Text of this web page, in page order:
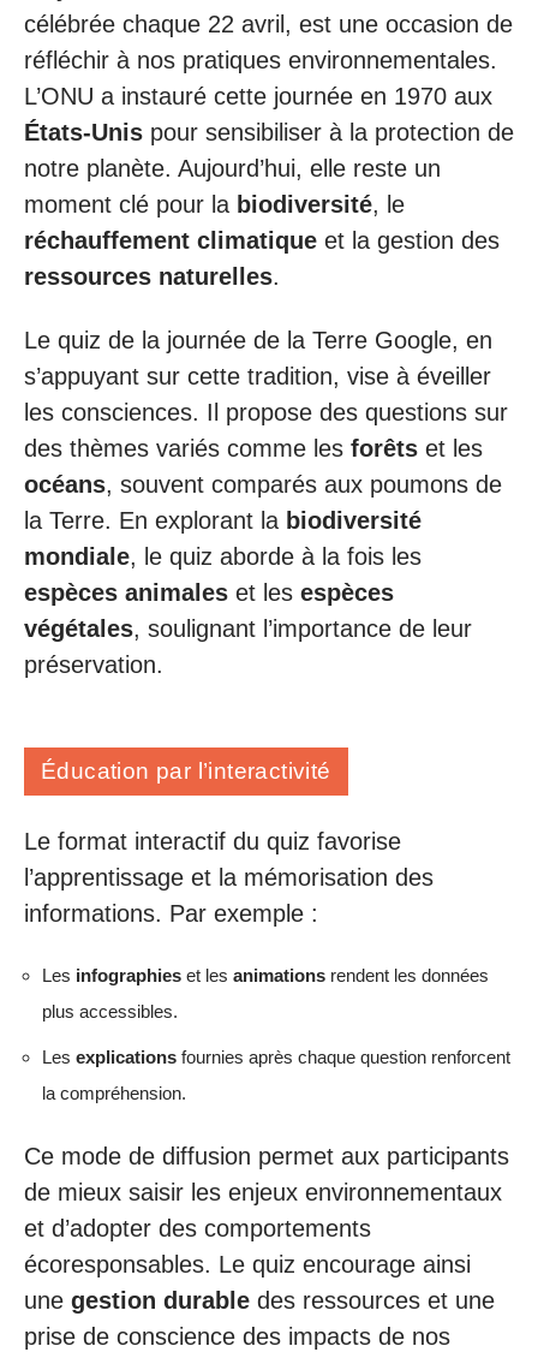
célébrée chaque 22 avril, est une occasion de
réfléchir à nos pratiques environnementales.
L’ONU a instauré cette journée en 1970 aux
États-Unis pour sensibiliser à la protection de
notre planète. Aujourd’hui, elle reste un
moment clé pour la biodiversité, le
réchauffement climatique et la gestion des
ressources naturelles.
Le quiz de la journée de la Terre Google, en
s’appuyant sur cette tradition, vise à éveiller
les consciences. Il propose des questions sur
des thèmes variés comme les forêts et les
océans, souvent comparés aux poumons de
la Terre. En explorant la biodiversité
mondiale, le quiz aborde à la fois les
espèces animales et les espèces
végétales, soulignant l’importance de leur
préservation.
Éducation par l’interactivité
Le format interactif du quiz favorise
l’apprentissage et la mémorisation des
informations. Par exemple :
Les infographies et les animations rendent les données
plus accessibles.
Les explications fournies après chaque question renforcent
la compréhension.
Ce mode de diffusion permet aux participants
de mieux saisir les enjeux environnementaux
et d’adopter des comportements
écoresponsables. Le quiz encourage ainsi
une gestion durable des ressources et une
prise de conscience des impacts de nos